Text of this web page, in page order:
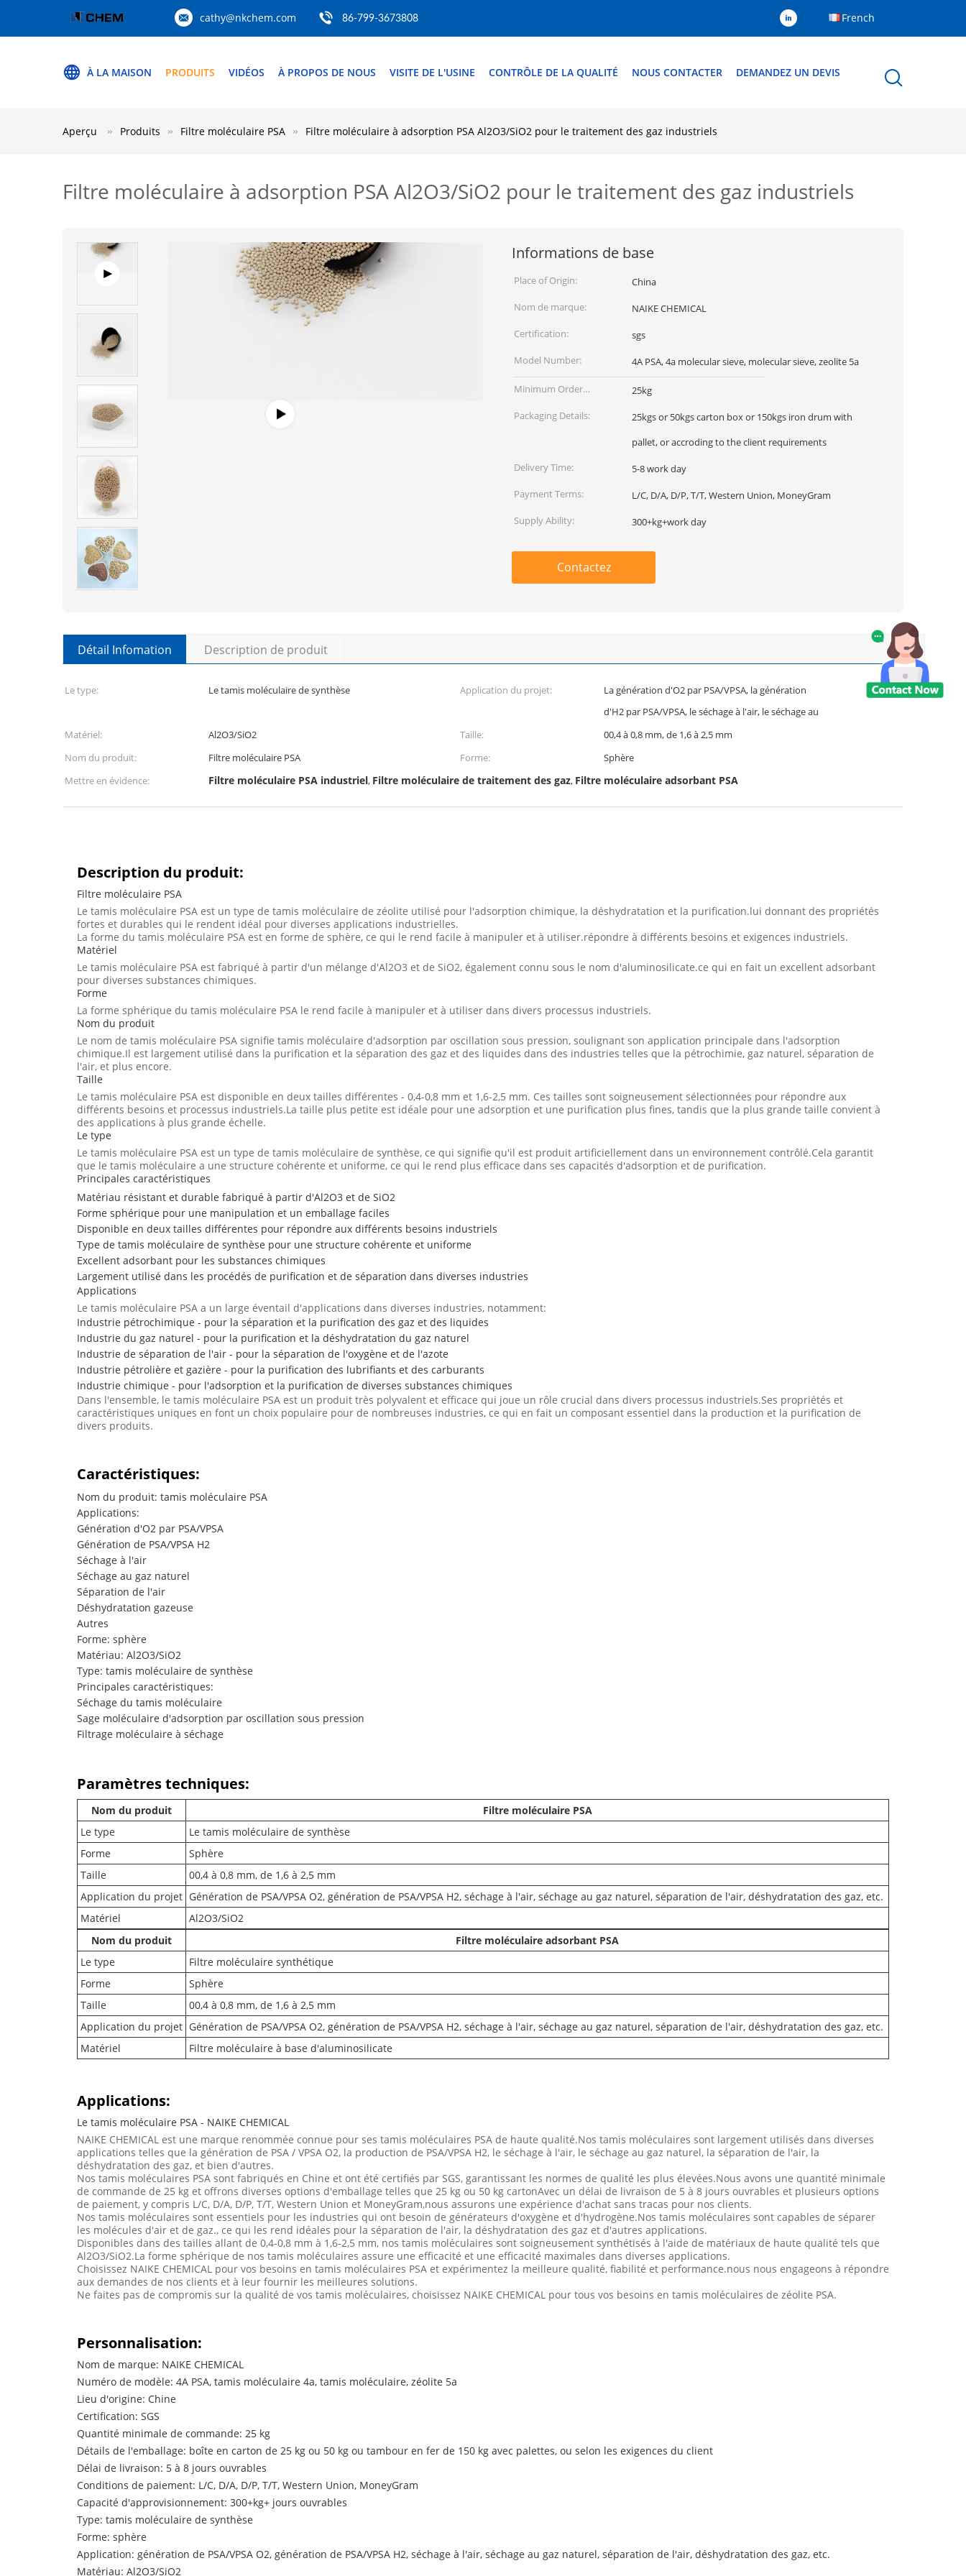
cathy@nkchem.com 86-799-3673808 French
À LA MAISON PRODUITS VIDÉOS À PROPOS DE NOUS VISITE DE L'USINE CONTRÔLE DE LA QUALITÉ NOUS CONTACTER DEMANDEZ UN DEVIS
Aperçu Produits Filtre moléculaire PSA Filtre moléculaire à adsorption PSA Al2O3/SiO2 pour le traitement des gaz industriels
Filtre moléculaire à adsorption PSA Al2O3/SiO2 pour le traitement des gaz industriels
Informations de base
Place of Origin:
China
Nom de marque:
NAIKE CHEMICAL
Certification:
sgs
Model Number:
4A PSA, 4a molecular sieve, molecular sieve, zeolite 5a
Minimum Order
Quantity:
25kg
Packaging Details:
25kgs or 50kgs carton box or 150kgs iron drum with
pallet, or accroding to the client requirements
Delivery Time:
5-8 work day
Payment Terms:
L/C, D/A, D/P, T/T, Western Union, MoneyGram
Supply Ability:
300+kg+work day
Contactez
Détail Infomation Description de produit
Le type: Le tamis moléculaire de synthèse Application du projet:
La génération d'O2 par PSA/VPSA, la génération
d'H2 par PSA/VPSA, le séchage à l'air, le séchage au
Matériel:
Al2O3/SiO2 Taille:
00,4 à 0,8 mm, de 1,6 à 2,5 mm
Nom du produit:
Filtre moléculaire PSA Forme:
Sphère
Mettre en évidence:
Filtre moléculaire PSA industriel, Filtre moléculaire de traitement des gaz, Filtre moléculaire adsorbant PSA
Description du produit:
Filtre moléculaire PSA
Le tamis moléculaire PSA est un type de tamis moléculaire de zéolite utilisé pour l'adsorption chimique, la déshydratation et la purification.lui donnant des propriétés
fortes et durables qui le rendent idéal pour diverses applications industrielles.
La forme du tamis moléculaire PSA est en forme de sphère, ce qui le rend facile à manipuler et à utiliser.répondre à différents besoins et exigences industriels.
Matériel
Le tamis moléculaire PSA est fabriqué à partir d'un mélange d'Al2O3 et de SiO2, également connu sous le nom d'aluminosilicate.ce qui en fait un excellent adsorbant
pour diverses substances chimiques.
Forme
La forme sphérique du tamis moléculaire PSA le rend facile à manipuler et à utiliser dans divers processus industriels.
Nom du produit
Le nom de tamis moléculaire PSA signifie tamis moléculaire d'adsorption par oscillation sous pression, soulignant son application principale dans l'adsorption
chimique.Il est largement utilisé dans la purification et la séparation des gaz et des liquides dans des industries telles que la pétrochimie, gaz naturel, séparation de
l'air, et plus encore.
Taille
Le tamis moléculaire PSA est disponible en deux tailles différentes - 0,4-0,8 mm et 1,6-2,5 mm. Ces tailles sont soigneusement sélectionnées pour répondre aux
différents besoins et processus industriels.La taille plus petite est idéale pour une adsorption et une purification plus fines, tandis que la plus grande taille convient à
des applications à plus grande échelle.
Le type
Le tamis moléculaire PSA est un type de tamis moléculaire de synthèse, ce qui signifie qu'il est produit artificiellement dans un environnement contrôlé.Cela garantit
que le tamis moléculaire a une structure cohérente et uniforme, ce qui le rend plus efficace dans ses capacités d'adsorption et de purification.
Principales caractéristiques
Matériau résistant et durable fabriqué à partir d'Al2O3 et de SiO2
Forme sphérique pour une manipulation et un emballage faciles
Disponible en deux tailles différentes pour répondre aux différents besoins industriels
Type de tamis moléculaire de synthèse pour une structure cohérente et uniforme
Excellent adsorbant pour les substances chimiques
Largement utilisé dans les procédés de purification et de séparation dans diverses industries
Applications
Le tamis moléculaire PSA a un large éventail d'applications dans diverses industries, notamment:
Industrie pétrochimique - pour la séparation et la purification des gaz et des liquides
Industrie du gaz naturel - pour la purification et la déshydratation du gaz naturel
Industrie de séparation de l'air - pour la séparation de l'oxygène et de l'azote
Industrie pétrolière et gazière - pour la purification des lubrifiants et des carburants
Industrie chimique - pour l'adsorption et la purification de diverses substances chimiques
Dans l'ensemble, le tamis moléculaire PSA est un produit très polyvalent et efficace qui joue un rôle crucial dans divers processus industriels.Ses propriétés et
caractéristiques uniques en font un choix populaire pour de nombreuses industries, ce qui en fait un composant essentiel dans la production et la purification de
divers produits.
Caractéristiques:
Nom du produit: tamis moléculaire PSA
Applications:
Génération d'O2 par PSA/VPSA
Génération de PSA/VPSA H2
Séchage à l'air
Séchage au gaz naturel
Séparation de l'air
Déshydratation gazeuse
Autres
Forme: sphère
Matériau: Al2O3/SiO2
Type: tamis moléculaire de synthèse
Principales caractéristiques:
Séchage du tamis moléculaire
Sage moléculaire d'adsorption par oscillation sous pression
Filtrage moléculaire à séchage
Paramètres techniques:
Nom du produit
Filtre moléculaire PSA
Le type
Le tamis moléculaire de synthèse
Forme
Sphère
Taille
00,4 à 0,8 mm, de 1,6 à 2,5 mm
Application du projet Génération de PSA/VPSA O2, génération de PSA/VPSA H2, séchage à l'air, séchage au gaz naturel, séparation de l'air, déshydratation des gaz, etc.
Matériel
Al2O3/SiO2
Nom du produit
Filtre moléculaire adsorbant PSA
Le type
Filtre moléculaire synthétique
Forme
Sphère
Taille
00,4 à 0,8 mm, de 1,6 à 2,5 mm
Application du projet Génération de PSA/VPSA O2, génération de PSA/VPSA H2, séchage à l'air, séchage au gaz naturel, séparation de l'air, déshydratation des gaz, etc.
Matériel
Filtre moléculaire à base d'aluminosilicate
Applications:
Le tamis moléculaire PSA - NAIKE CHEMICAL
NAIKE CHEMICAL est une marque renommée connue pour ses tamis moléculaires PSA de haute qualité.Nos tamis moléculaires sont largement utilisés dans diverses
applications telles que la génération de PSA / VPSA O2, la production de PSA/VPSA H2, le séchage à l'air, le séchage au gaz naturel, la séparation de l'air, la
déshydratation des gaz, et bien d'autres.
Nos tamis moléculaires PSA sont fabriqués en Chine et ont été certifiés par SGS, garantissant les normes de qualité les plus élevées.Nous avons une quantité minimale
de commande de 25 kg et offrons diverses options d'emballage telles que 25 kg ou 50 kg cartonAvec un délai de livraison de 5 à 8 jours ouvrables et plusieurs options
de paiement, y compris L/C, D/A, D/P, T/T, Western Union et MoneyGram,nous assurons une expérience d'achat sans tracas pour nos clients.
Nos tamis moléculaires sont essentiels pour les industries qui ont besoin de générateurs d'oxygène et d'hydrogène.Nos tamis moléculaires sont capables de séparer
les molécules d'air et de gaz., ce qui les rend idéales pour la séparation de l'air, la déshydratation des gaz et d'autres applications.
Disponibles dans des tailles allant de 0,4-0,8 mm à 1,6-2,5 mm, nos tamis moléculaires sont soigneusement synthétisés à l'aide de matériaux de haute qualité tels que
Al2O3/SiO2.La forme sphérique de nos tamis moléculaires assure une efficacité et une efficacité maximales dans diverses applications.
Choisissez NAIKE CHEMICAL pour vos besoins en tamis moléculaires PSA et expérimentez la meilleure qualité, fiabilité et performance.nous nous engageons à répondre
aux demandes de nos clients et à leur fournir les meilleures solutions.
Ne faites pas de compromis sur la qualité de vos tamis moléculaires, choisissez NAIKE CHEMICAL pour tous vos besoins en tamis moléculaires de zéolite PSA.
Personnalisation:
Nom de marque: NAIKE CHEMICAL
Numéro de modèle: 4A PSA, tamis moléculaire 4a, tamis moléculaire, zéolite 5a
Lieu d'origine: Chine
Certification: SGS
Quantité minimale de commande: 25 kg
Détails de l'emballage: boîte en carton de 25 kg ou 50 kg ou tambour en fer de 150 kg avec palettes, ou selon les exigences du client
Délai de livraison: 5 à 8 jours ouvrables
Conditions de paiement: L/C, D/A, D/P, T/T, Western Union, MoneyGram
Capacité d'approvisionnement: 300+kg+ jours ouvrables
Type: tamis moléculaire de synthèse
Forme: sphère
Application: génération de PSA/VPSA O2, génération de PSA/VPSA H2, séchage à l'air, séchage au gaz naturel, séparation de l'air, déshydratation des gaz, etc.
Matériau: Al2O3/SiO2